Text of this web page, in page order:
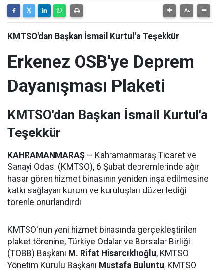
KMTSO'dan Başkan İsmail Kurtul'a Teşekkür
Erkenez OSB'ye Deprem
Dayanışması Plaketi
KMTSO'dan Başkan İsmail Kurtul'a
Teşekkür
KAHRAMANMARAŞ – Kahramanmaraş Ticaret ve
Sanayi Odası (KMTSO), 6 Şubat depremlerinde ağır
hasar gören hizmet binasının yeniden inşa edilmesine
katkı sağlayan kurum ve kuruluşları düzenlediği
törenle onurlandırdı.
KMTSO'nun yeni hizmet binasında gerçekleştirilen
plaket törenine, Türkiye Odalar ve Borsalar Birliği
(TOBB) Başkanı M. Rifat Hisarcıklıoğlu, KMTSO
Yönetim Kurulu Başkanı Mustafa Buluntu, KMTSO